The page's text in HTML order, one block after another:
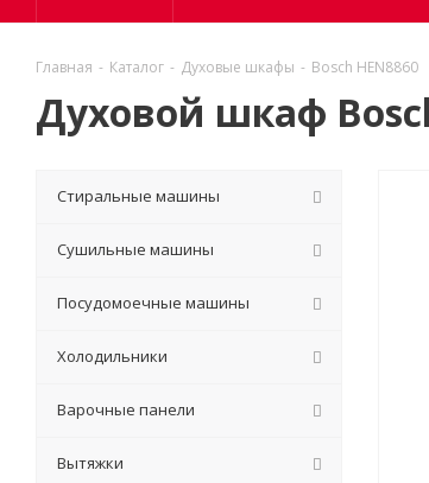
Главная - Каталог - Духовые шкафы - Bosch HEN8860
Духовой шкаф
Стиральные машины
Сушильные машины
Посудомоечные машины
Холодильники
Варочные панели
Вытяжки